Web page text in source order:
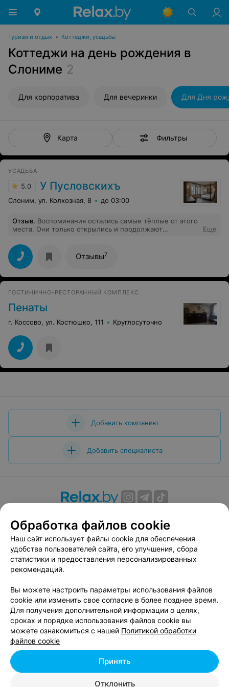
Туризм и отдых • Коттеджи, усадьбы
Коттеджи на день рождения в
Слониме 2
Для корпоратива Для вечеринки Для Дня
Карта Фильтры
УСАДЬБА
5.0 У Пусловскихъ
Слоним, ул. Колхозная, 8 до 03:00
Отзыв. Воспоминания остались самые тёплые от этого
места. Они только открылись и продолжают
А утром нас ждал новый маршрут в ещё одно классное
место.
Еще
Отзывы7
ГОСТИНИЧНО-РЕСТОРАННЫЙ КОМПЛЕКС
Пенаты
г. Коссово, ул. Костюшко, 111 Круглосуточно
Добавить компанию
Добавить специалиста
Вакансии
Публичный договор
Способы оплаты
Публичный договор по использованию сервиса
«Афиша»
Пользовательское соглашение
Связаться по вопросам сотрудничества
Написать руководителю relax.by
Персональные настройки cookie
Обработка персональных данных
Обработка файлов cookie
Наш сайт использует файлы cookie для обеспечения
удобства пользователей сайта, его улучшения, сбора
статистики и предоставления персонализированных
рекомендаций.
Вы можете настроить параметры использования файлов
cookie или изменить свое согласие в более позднее время.
Для получения дополнительной информации о целях,
сроках и порядке использования файлов cookie вы
можете ознакомиться с нашей Политикой обработки
файлов cookie
Отклонить
Принять